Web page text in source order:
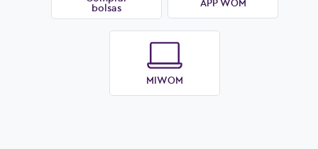
Ver más preguntas
bolsas APP WOM
MIWOM